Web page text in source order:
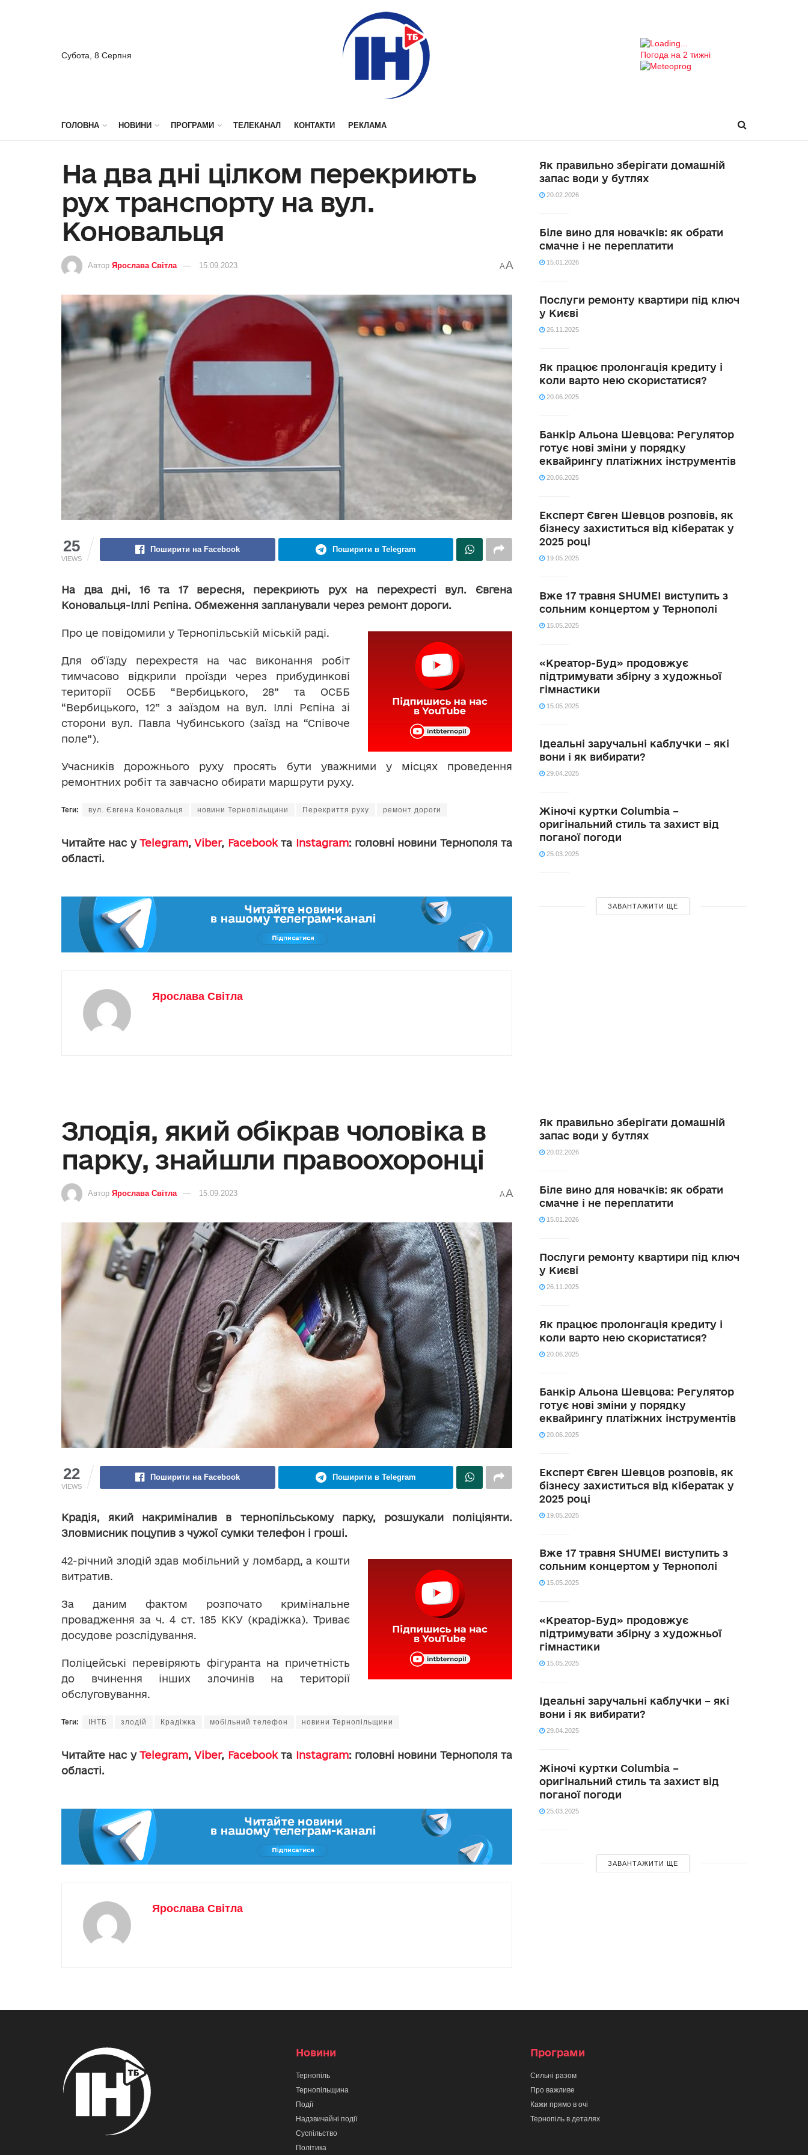
Субота, 8 Серпня Погода на 2 тижні
ГОЛОВНА НОВИНИ ПРОГРАМИ ТЕЛЕКАНАЛ КОНТАКТИ РЕКЛАМА
На два дні цілком перекриють
рух транспорту на вул.
Коновальця
Автор Ярослава Світла 15.09.2023 AA
25
VIEWS
Поширити на Facebook Поширити в Telegram
На два дні, 16 та 17 вересня, перекриють рух на перехресті вул. Євгена
Коновальця-Іллі Рєпіна. Обмеження запланували через ремонт дороги.
Про це повідомили у Тернопільській міській раді.
Для об’їзду перехрестя на час виконання робіт
тимчасово відкрили проїзди через прибудинкові
території ОСББ “Вербицького, 28” та ОСББ
“Вербицького, 12” з заїздом на вул. Іллі Рєпіна зі
сторони вул. Павла Чубинського (заїзд на “Співоче
поле”).
Учасників дорожнього руху просять бути уважними у місцях проведення
ремонтних робіт та завчасно обирати маршрути руху.
Теги: вул. Євгена Коновальця новини Тернопільщини Перекриття руху ремонт дороги
Читайте нас уTelegram,Viber, Facebookта Instagram: головні новини Тернополя та
області.
Ярослава Світла
Як правильно зберігати домашній
запас води у бутлях
20.02.2026
Біле вино для новачків: як обрати
смачне і не переплатити
15.01.2026
Послуги ремонту квартири під ключ
у Києві
26.11.2025
Як працює пролонгація кредиту і
коли варто нею скористатися?
20.06.2025
Банкір Альона Шевцова: Регулятор
готує нові зміни у порядку
еквайрингу платіжних інструментів
20.06.2025
Експерт Євген Шевцов розповів, як
бізнесу захиститься від кібератак у
2025 році
19.05.2025
Вже 17 травня SHUMEI виступить з
сольним концертом у Тернополі
15.05.2025
«Креатор-Буд» продовжує
підтримувати збірну з художньої
гімнастики
15.05.2025
Ідеальні заручальні каблучки – які
вони і як вибирати?
29.04.2025
Жіночі куртки Columbia –
оригінальний стиль та захист від
поганої погоди
25.03.2025
ЗАВАНТАЖИТИ ЩЕ
Злодія, який обікрав чоловіка в
парку, знайшли правоохоронці
Автор Ярослава Світла 15.09.2023 AA
22
VIEWS
Поширити на Facebook Поширити в Telegram
Крадія, який накриміналив в тернопільському парку, розшукали поліціянти.
Зловмисник поцупив з чужої сумки телефон і гроші.
42-річний злодій здав мобільний у ломбард, а кошти
витратив.
За даним фактом розпочато кримінальне
провадження за ч. 4 ст. 185 ККУ (крадіжка). Триває
досудове розслідування.
Поліцейські перевіряють фігуранта на причетність
до вчинення інших злочинів на території
обслуговування.
Теги: ІНТБ злодій Крадіжка мобільний телефон новини Тернопільщини
Читайте нас уTelegram,Viber, Facebookта Instagram: головні новини Тернополя та
області.
Ярослава Світла
Як правильно зберігати домашній
запас води у бутлях
20.02.2026
Біле вино для новачків: як обрати
смачне і не переплатити
15.01.2026
Послуги ремонту квартири під ключ
у Києві
26.11.2025
Як працює пролонгація кредиту і
коли варто нею скористатися?
20.06.2025
Банкір Альона Шевцова: Регулятор
готує нові зміни у порядку
еквайрингу платіжних інструментів
20.06.2025
Експерт Євген Шевцов розповів, як
бізнесу захиститься від кібератак у
2025 році
19.05.2025
Вже 17 травня SHUMEI виступить з
сольним концертом у Тернополі
15.05.2025
«Креатор-Буд» продовжує
підтримувати збірну з художньої
гімнастики
15.05.2025
Ідеальні заручальні каблучки – які
вони і як вибирати?
29.04.2025
Жіночі куртки Columbia –
оригінальний стиль та захист від
поганої погоди
25.03.2025
ЗАВАНТАЖИТИ ЩЕ
Новини
Тернопіль
Тернопільщина
Події
Надзвичайні події
Суспільство
Політика
Програми
Сильні разом
Про важливе
Кажи прямо в очі
Тернопіль в деталях